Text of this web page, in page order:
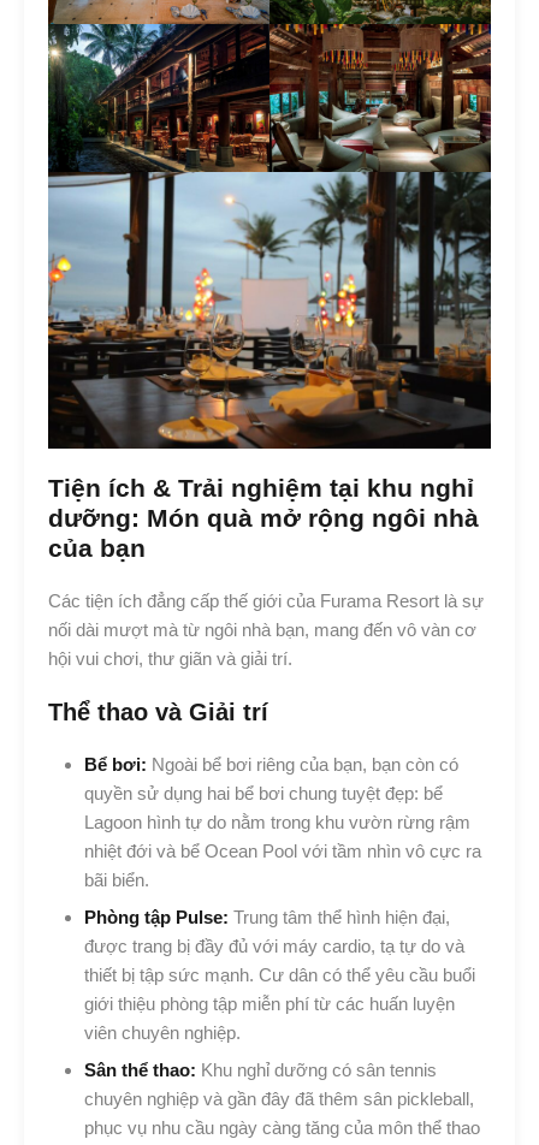
Tiện ích & Trải nghiệm tại khu nghỉ
dưỡng: Món quà mở rộng ngôi nhà
của bạn
Các tiện ích đẳng cấp thế giới của Furama Resort là sự
nối dài mượt mà từ ngôi nhà bạn, mang đến vô vàn cơ
hội vui chơi, thư giãn và giải trí.
Thể thao và Giải trí
Bể bơi: Ngoài bể bơi riêng của bạn, bạn còn có
quyền sử dụng hai bể bơi chung tuyệt đẹp: bể
Lagoon hình tự do nằm trong khu vườn rừng rậm
nhiệt đới và bể Ocean Pool với tầm nhìn vô cực ra
bãi biển.
Phòng tập Pulse: Trung tâm thể hình hiện đại,
được trang bị đầy đủ với máy cardio, tạ tự do và
thiết bị tập sức mạnh. Cư dân có thể yêu cầu buổi
giới thiệu phòng tập miễn phí từ các huấn luyện
viên chuyên nghiệp.
Sân thể thao: Khu nghỉ dưỡng có sân tennis
chuyên nghiệp và gần đây đã thêm sân pickleball,
phục vụ nhu cầu ngày càng tăng của môn thể thao